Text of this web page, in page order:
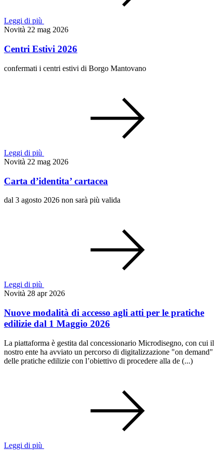
Leggi di più
Novità 22 mag 2026
Centri Estivi 2026
confermati i centri estivi di Borgo Mantovano
Leggi di più
Novità 22 mag 2026
Carta d’identita’ cartacea
dal 3 agosto 2026 non sarà più valida
Leggi di più
Novità 28 apr 2026
Nuove modalità di accesso agli atti per le pratiche
edilizie dal 1 Maggio 2026
La piattaforma è gestita dal concessionario Microdisegno, con cui il
nostro ente ha avviato un percorso di digitalizzazione "on demand"
delle pratiche edilizie con l’obiettivo di procedere alla de (...)
Leggi di più